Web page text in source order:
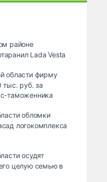
районе
Lada Vesta
области фирму
тыс. руб. за
таможенника
обломки
логокомплекса
осудят
целую семью в